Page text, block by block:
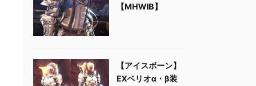
【MHWIB】
【アイスボーン】
EXベリオα・β装